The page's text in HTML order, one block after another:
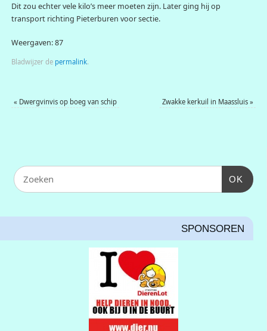
Dit zou echter vele kilo’s meer moeten zijn. Later ging hij op
transport richting Pieterburen voor sectie.
Weergaven: 87
Bladwijzer de permalink.
« Dwergvinvis op boeg van schip Zwakke kerkuil in Maassluis»
OK
SPONSOREN